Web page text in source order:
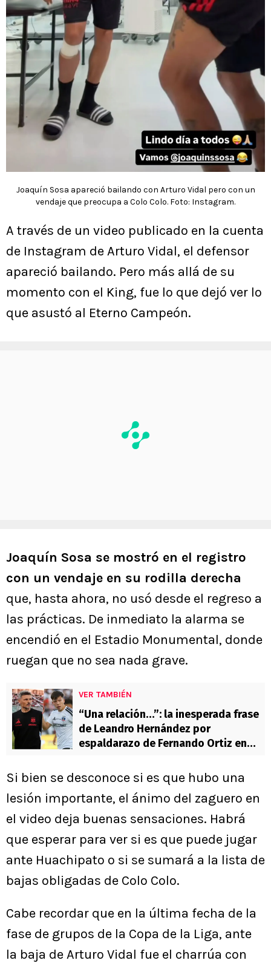
Joaquín Sosa apareció bailando con Arturo Vidal pero con un
vendaje que preocupa a Colo Colo. Foto: Instagram.
A través de un video publicado en la cuenta
de Instagram de Arturo Vidal, el defensor
apareció bailando. Pero más allá de su
momento con el King, fue lo que dejó ver lo
que asustó al Eterno Campeón.
Joaquín Sosa se mostró en el registro
con un vendaje en su rodilla derecha
que, hasta ahora, no usó desde el regreso a
las prácticas. De inmediato la alarma se
encendió en el Estadio Monumental, donde
ruegan que no sea nada grave.
VER TAMBIÉN
“Una relación…”: la inesperada frase
de Leandro Hernández por
espaldarazo de Fernando Ortiz en
Si bien se desconoce si es que hubo una
lesión importante, el ánimo del zaguero en
el video deja buenas sensaciones. Habrá
que esperar para ver si es que puede jugar
ante Huachipato o si se sumará a la lista de
bajas obligadas de Colo Colo.
Cabe recordar que en la última fecha de la
fase de grupos de la Copa de la Liga, ante
la baja de Arturo Vidal fue el charrúa con